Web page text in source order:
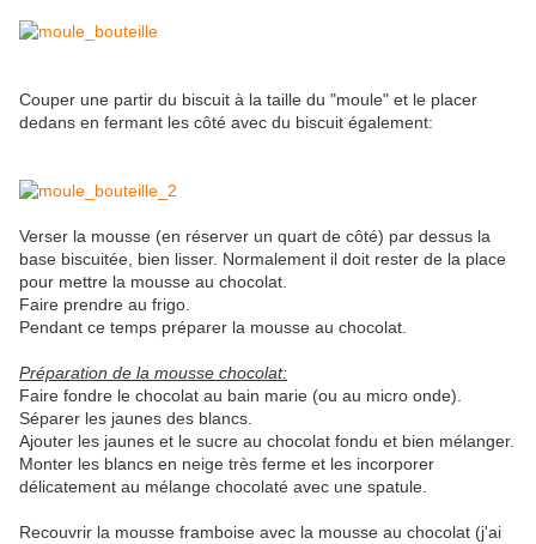
Couper une partir du biscuit à la taille du "moule" et le placer
dedans en fermant les côté avec du biscuit également:
Verser la mousse (en réserver un quart de côté) par dessus la
base biscuitée, bien lisser. Normalement il doit rester de la place
pour mettre la mousse au chocolat.
Faire prendre au frigo.
Pendant ce temps préparer la mousse au chocolat.
Préparation de la mousse chocolat:
Faire fondre le chocolat au bain marie (ou au micro onde).
Séparer les jaunes des blancs.
Ajouter les jaunes et le sucre au chocolat fondu et bien mélanger.
Monter les blancs en neige très ferme et les incorporer
délicatement au mélange chocolaté avec une spatule.
Recouvrir la mousse framboise avec la mousse au chocolat (j'ai